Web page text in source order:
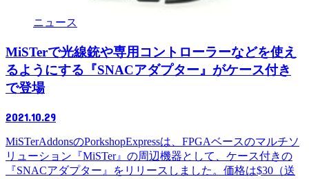
ニュース
MiSTerで光線銃や専用コントローラーなどを使え
るようにする『SNACアダプター』がケース付き
で登場
2021.10.29
MiSTerAddonsのPorkshopExpressは、FPGAベースのマルチソ
リューション『MiSTer』の周辺機器として、ケース付きの
『SNACアダプター』をリリースしました。価格は$30（送